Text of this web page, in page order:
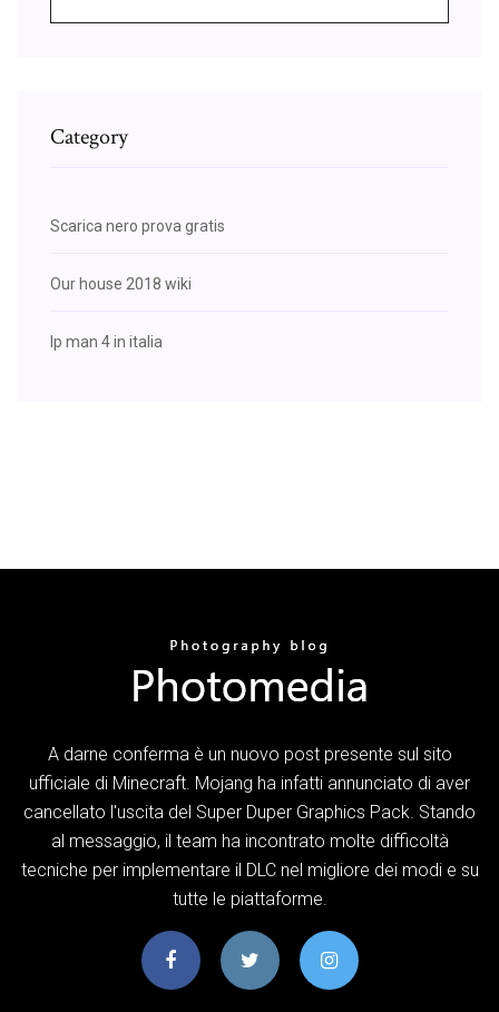
Category
Scarica nero prova gratis
Our house 2018 wiki
Ip man 4 in italia
A darne conferma è un nuovo post presente sul sito
ufficiale di Minecraft. Mojang ha infatti annunciato di aver
cancellato l'uscita del Super Duper Graphics Pack. Stando
al messaggio, il team ha incontrato molte difficoltà
tecniche per implementare il DLC nel migliore dei modi e su
tutte le piattaforme.